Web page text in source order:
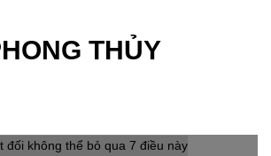
THỦY